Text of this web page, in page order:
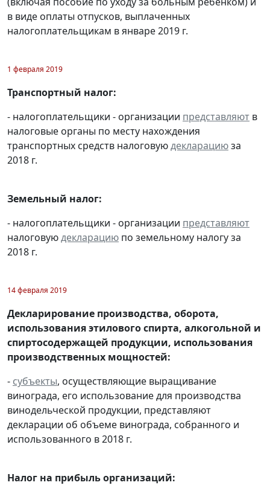
в виде оплаты отпусков, выплаченных
налогоплательщикам в январе 2019 г.
1 февраля 2019
Транспортный налог:
- налогоплательщики - организации представляют в
налоговые органы по месту нахождения
транспортных средств налоговуюдекларациюза
2018 г.
Земельный налог:
- налогоплательщики - организации представляют
налоговуюдекларацию по земельному налогу за
2018 г.
14 февраля 2019
Декларирование производства, оборота,
использования этилового спирта, алкогольной и
спиртосодержащей продукции, использования
производственных мощностей:
- субъекты, осуществляющие выращивание
винограда, его использование для производства
винодельческой продукции, представляют
декларации об объеме винограда, собранного и
использованного в 2018 г.
Налог на прибыль организаций: